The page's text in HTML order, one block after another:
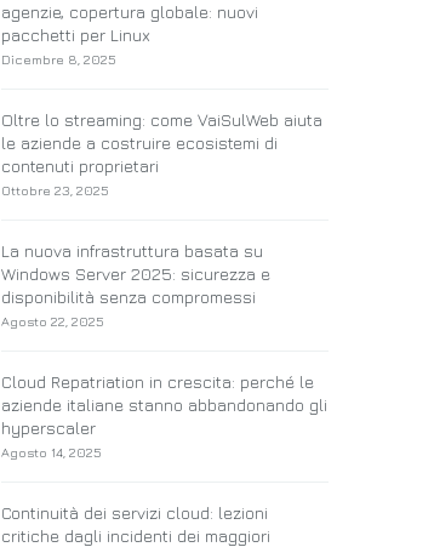
agenzie, copertura globale: nuovi
pacchetti per Linux
Dicembre 8, 2025
Oltre lo streaming: come VaiSulWeb aiuta
le aziende a costruire ecosistemi di
contenuti proprietari
Ottobre 23, 2025
La nuova infrastruttura basata su
Windows Server 2025: sicurezza e
disponibilità senza compromessi
Agosto 22, 2025
Cloud Repatriation in crescita: perché le
aziende italiane stanno abbandonando gli
hyperscaler
Agosto 14, 2025
Continuità dei servizi cloud: lezioni
critiche dagli incidenti dei maggiori